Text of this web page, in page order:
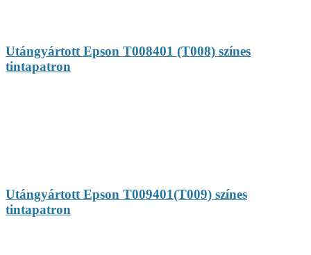
Utángyártott Epson T008401 (T008) színes
tintapatron
Utángyártott Epson T009401(T009) színes
tintapatron